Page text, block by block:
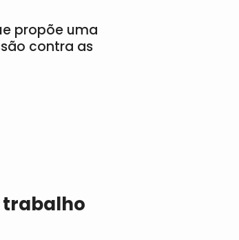
propõe uma
contra as
trabalho